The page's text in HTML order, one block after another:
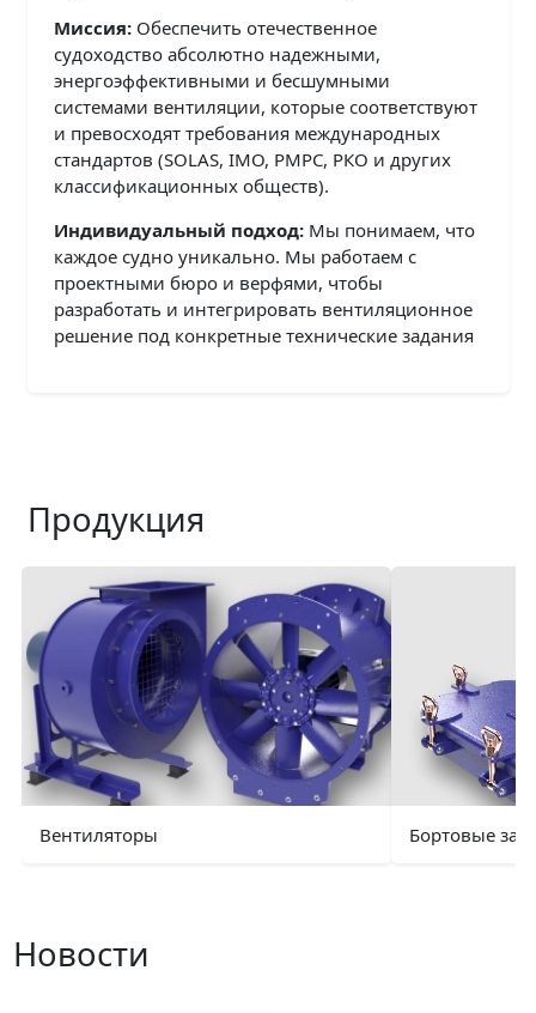
Миссия: Обеспечить отечественное
судоходство абсолютно надежными,
энергоэффективными и бесшумными
системами вентиляции, которые соответствуют
и превосходят требования международных
стандартов (SOLAS, IMO, РМРС, РКО и других
классификационных обществ).
Индивидуальный подход: Мы понимаем, что
каждое судно уникально. Мы работаем с
проектными бюро и верфями, чтобы
разработать и интегрировать вентиляционное
решение под конкретные технические задания
Продукция
Вентиляторы Бортовые
Новости